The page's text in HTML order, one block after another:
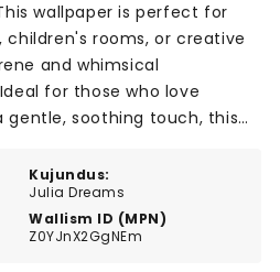
Kujundus:
Julia Dreams
Wallism ID (MPN)
Z0YJnX2GgNEm
wallpaper is perfect for
children's rooms, or creative
and whimsical
for those who love
soothing touch, this